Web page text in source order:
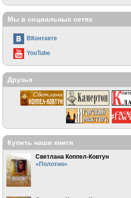
Мы в социальных сетях
ВКонтакте
YouTube
Друзья
Купить наши книги
Светлана Коппел-Ковтун
«Полотно»